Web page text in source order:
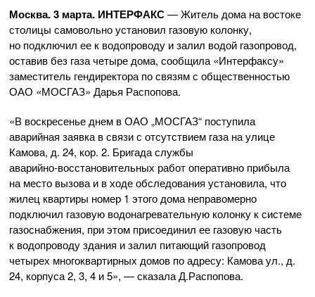
Москва. 3 марта. ИНТЕРФАКС— Житель дома на востоке
столицы самовольно установил газовую колонку,
но подключил ее к водопроводу и залил водой газопровод,
оставив без газа четыре дома, сообщила «Интерфаксу»
заместитель гендиректора по связям с общественностью
ОАО «МОСГАЗ» Дарья Распопова.
«В воскресенье днем в ОАО „МОСГАЗ“ поступила
аварийная заявка в связи с отсутствием газа на улице
Камова, д. 24, кор. 2. Бригада службы
аварийно-восстановительных работ оперативно прибыла
на место вызова и в ходе обследования установила, что
жилец квартиры номер 1 этого дома неправомерно
подключил газовую водонагревательную колонку к системе
газоснабжения, при этом присоединил ее газовую часть
к водопроводу здания и залил питающий газопровод
четырех многоквартирных домов по адресу: Камова ул., д.
24, корпуса 2, 3, 4 и 5», — сказала Д.Распопова.